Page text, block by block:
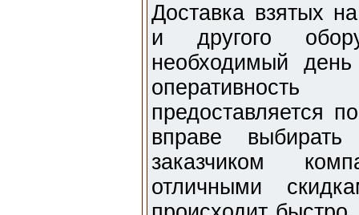
Доставка взятых
и другого
необходимый
предоставляется
вправе
заказчиком
отличными